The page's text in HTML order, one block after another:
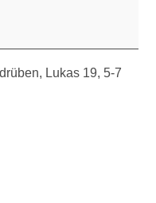
Lukas 19, 5-7